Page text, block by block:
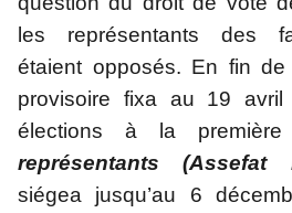
les représentants des
étaient opposés. En fin
provisoire fixa au 19
élections à la première
représentants (Assefat
siégea jusqu’au 6